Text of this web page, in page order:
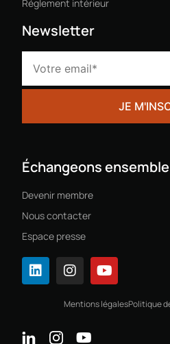
Réglement intérieur
Newsletter
Échangeons ensemble
Devenir membre
Nous contacter
Espace presse
Mentions légalesPolitique